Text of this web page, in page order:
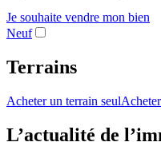
Je souhaite vendre mon bien
Neuf
Terrains
Acheter un terrain seul
L’actualité de